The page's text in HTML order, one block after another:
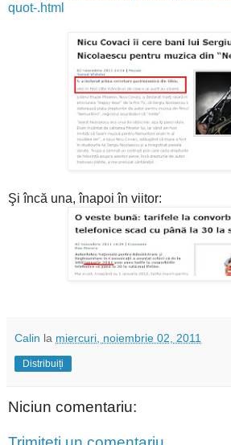
quot-.html
Şi încă una, înapoi în viitor:
Calin la miercuri, noiembrie 02, 2011
Distribuiți
Niciun comentariu: